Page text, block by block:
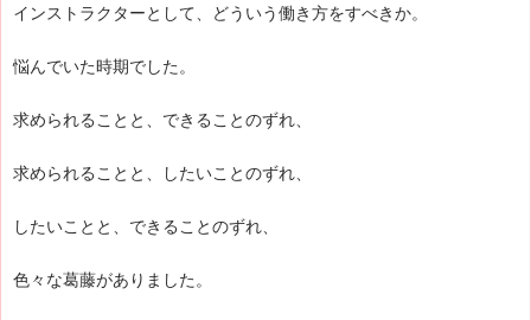
インストラクターとして、どういう働き方をすべきか。
悩んでいた時期でした。
求められることと、できることのずれ、
求められることと、したいことのずれ、
したいことと、できることのずれ、
色々な葛藤がありました。